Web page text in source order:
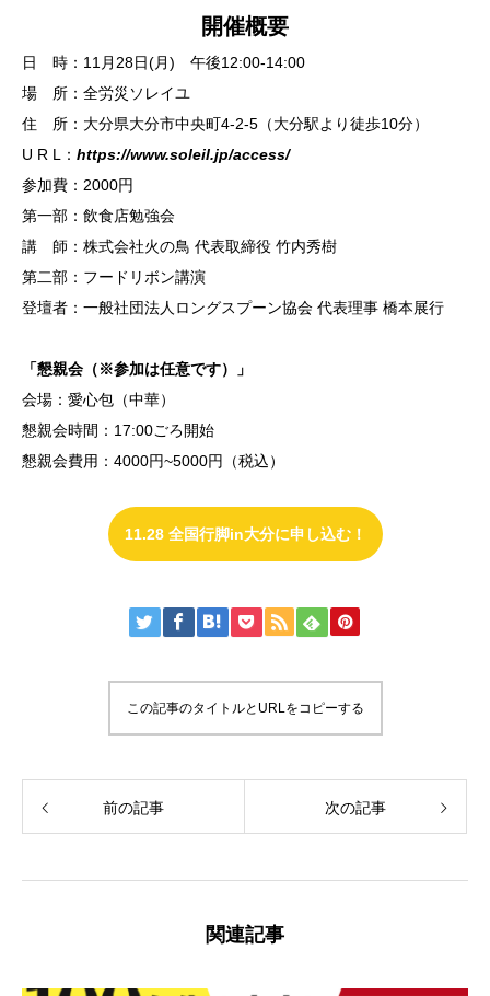
開催概要
日 時：11月28日(月) 午後12:00-14:00
場 所：全労災ソレイユ
住 所：大分県大分市中央町4-2-5（大分駅より徒歩10分）
U R L： https://www.soleil.jp/access/
参加費：2000円
第一部：飲食店勉強会
講 師：株式会社火の鳥 代表取締役 竹内秀樹
第二部：フードリボン講演
登壇者：一般社団法人ロングスプーン協会 代表理事 橋本展行
「懇親会（※参加は任意です）」
会場：愛心包（中華）
懇親会時間：17:00ごろ開始
懇親会費用：4000円~5000円（税込）
11.28 全国行脚in大分に申し込む！
この記事のタイトルとURLをコピーする
前の記事 次の記事
関連記事